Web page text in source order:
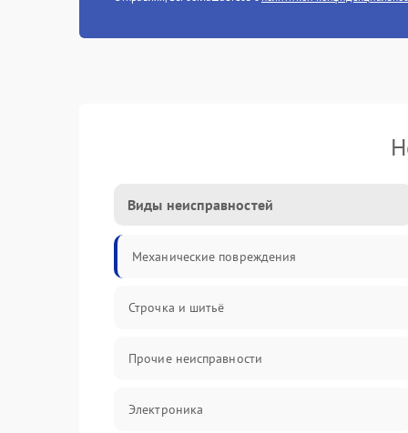
Виды неисправностей
Механические повреждения
Строчка и шитьё
Прочие неисправности
Электроника